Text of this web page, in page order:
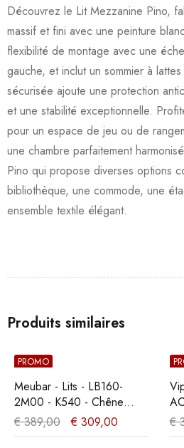
Découvrez le Lit Mezzanine Pino,
massif et fini avec une peinture
flexibilité de montage avec une
gauche, et inclut un sommier à
sécurisée ajoute une protection
et une stabilité exceptionnelle.
pour un espace de jeu ou de
une chambre parfaitement
Pino qui propose diverses options
bibliothèque, une commode, une
ensemble textile élégant.
Produits similaires
PROMO
Meubar - Lits - LB160-
2M00 - K540 - Chêne
millénaire clair -
160x89x200cm
€389,00 € 309,00 €